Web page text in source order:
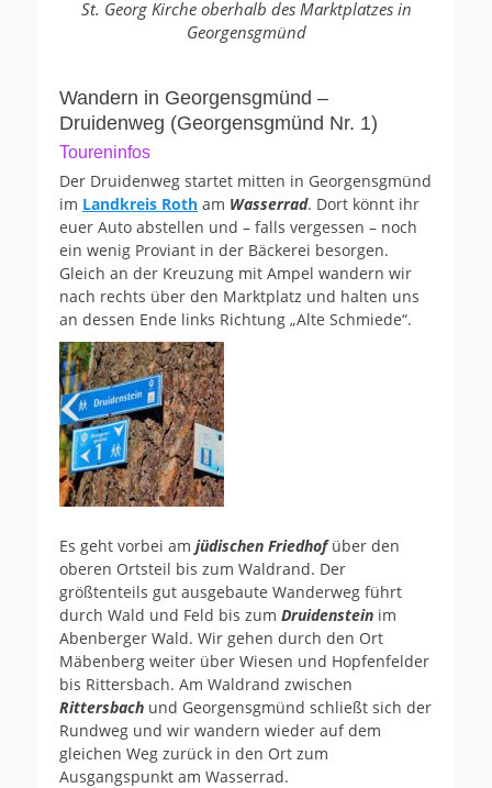
St. Georg Kirche oberhalb des Marktplatzes in
Georgensgmünd
Wandern in Georgensgmünd –
Druidenweg (Georgensgmünd Nr. 1)
Toureninfos
Der Druidenweg startet mitten in Georgensgmünd
im Landkreis Roth am Wasserrad. Dort könnt ihr
euer Auto abstellen und – falls vergessen – noch
ein wenig Proviant in der Bäckerei besorgen.
Gleich an der Kreuzung mit Ampel wandern wir
nach rechts über den Marktplatz und halten uns
an dessen Ende links Richtung „Alte Schmiede“.
Es geht vorbei am jüdischen Friedhofüber den
oberen Ortsteil bis zum Waldrand. Der
größtenteils gut ausgebaute Wanderweg führt
durch Wald und Feld bis zum Druidenstein im
Abenberger Wald. Wir gehen durch den Ort
Mäbenberg weiter über Wiesen und Hopfenfelder
bis Rittersbach. Am Waldrand zwischen
Rittersbach und Georgensgmünd schließt sich der
Rundweg und wir wandern wieder auf dem
gleichen Weg zurück in den Ort zum
Ausgangspunkt am Wasserrad.